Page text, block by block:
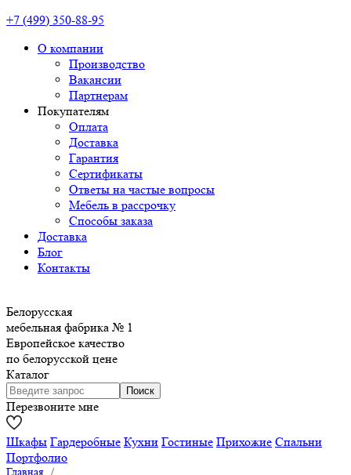
+7 (499) 350-88-95
О компании
Производство
Вакансии
Партнерам
Покупателям
Оплата
Доставка
Гарантия
Сертификаты
Ответы на частые вопросы
Мебель в рассрочку
Способы заказа
Доставка
Блог
Контакты
Белорусская
мебельная фабрика № 1
Европейское качество
по белорусской цене
Каталог
Перезвоните мне
Шкафы Гардеробные Кухни Гостиные Прихожие Спальни
Портфолио
Главная /